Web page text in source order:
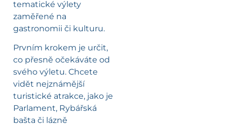
tematické výlety
zaměřené na
gastronomii či kulturu.
Prvním krokem je určit,
co přesně očekáváte od
svého výletu. Chcete
vidět nejznámější
turistické atrakce, jako je
Parlament, Rybářská
bašta či lázně